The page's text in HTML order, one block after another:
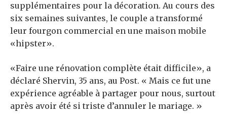
supplémentaires pour la décoration. Au cours des
six semaines suivantes, le couple a transformé
leur fourgon commercial en une maison mobile
«hipster».
«Faire une rénovation complète était difficile», a
déclaré Shervin, 35 ans, au Post. « Mais ce fut une
expérience agréable à partager pour nous, surtout
après avoir été si triste d’annuler le mariage. »